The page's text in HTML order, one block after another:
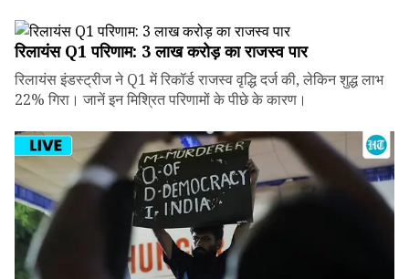
रिलायंस Q1 परिणाम: ₹3 लाख करोड़ का राजस्व पार
रिलायंस इंडस्ट्रीज ने Q1 में रिकॉर्ड राजस्व वृद्धि दर्ज की, लेकिन शुद्ध लाभ
22% गिरा। जानें इन मिश्रित परिणामों के पीछे के कारण।